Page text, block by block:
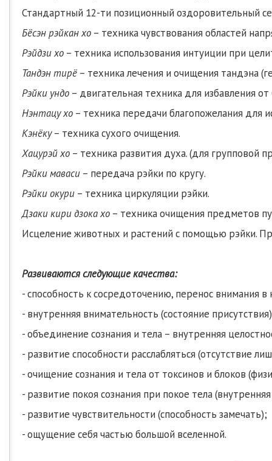
Стандартный 12-ти позиционный оздоровительный
Бёсэн рэйкан хо – техника чувствования областей
Рэйдзи хо – техника использования интуиции при
Тандэн тирё – техника лечения и очищения тандэна
Рэйки ундо – двигательная техника для избавления
Нэнтацу хо – техника передачи благопожелания для
Кэнёку– техника сухого очищения.
Хацурэй хо – техника развития духа. (для групповой
Рэйки маваси – передача рэйки по кругу.
Рэйки окури – техника циркуляции рэйки.
Дзаки кири дзока хо – техника очищения предметов
Исцеление животных и растений с помощью рэйки.
Развиваются следующие качества:
- способность к сосредоточению, перенос внимания
- внутренняя внимательность (состояние
- объединение сознания и тела – внутренняя
- развитие способности расслабляться (отсутствие
- очищение сознания и тела от токсинов и блоков
- развитие покоя сознания при покое тела
- развитие чувствительности (способность замечать);
- ощущение себя частью большой вселенной.